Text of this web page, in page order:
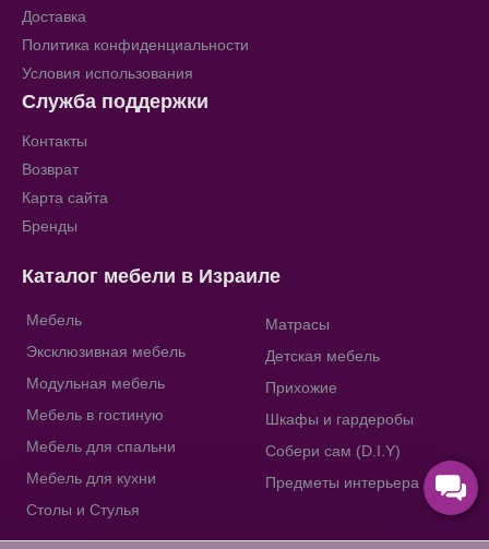
Доставка
Политика конфиденциальности
Условия использования
Служба поддержки
Контакты
Возврат
Карта сайта
Бренды
Каталог мебели в Израиле
Мебель
Эксклюзивная мебель
Модульная мебель
Мебель в гостиную
Мебель для спальни
Мебель для кухни
Столы и Стулья
Матрасы
Детская мебель
Прихожие
Шкафы и гардеробы
Собери сам (D.I.Y)
Предметы интерьера